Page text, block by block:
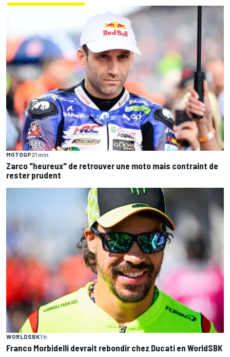
MOTOGP21 min
Zarco "heureux" de retrouver une moto mais contraint de
rester prudent
WORLDSBK1 h
Franco Morbidelli devrait rebondir chez Ducati en WorldSBK